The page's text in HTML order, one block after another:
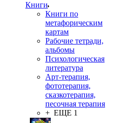
Книги
Книги по
метафорическим
картам
Рабочие тетради,
альбомы
Психологическая
литература
Арт-терапия,
фототерапия,
сказкотерапия,
песочная терапия
+ ЕЩЕ 1